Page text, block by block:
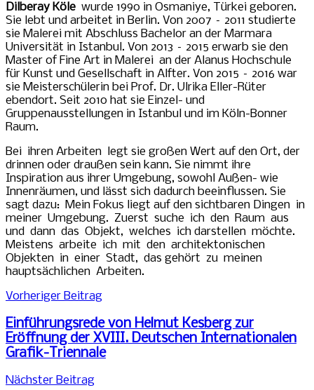
Dilberay Köle wurde 1990 in Osmaniye, Türkei geboren.
Sie lebt und arbeitet in Berlin. Von 2007 – 2011 studierte
sie Malerei mit Abschluss Bachelor an der Marmara
Universität in Istanbul. Von 2013 – 2015 erwarb sie den
Master of Fine Art in Malerei an der Alanus Hochschule
für Kunst und Gesellschaft in Alfter. Von 2015 – 2016 war
sie Meisterschülerin bei Prof. Dr. Ulrika Eller-Rüter
ebendort. Seit 2010 hat sie Einzel- und
Gruppenausstellungen in Istanbul und im Köln-Bonner
Raum.
Bei ihren Arbeiten legt sie großen Wert auf den Ort, der
drinnen oder draußen sein kann. Sie nimmt ihre
Inspiration aus ihrer Umgebung, sowohl Außen- wie
Innenräumen, und lässt sich dadurch beeinflussen. Sie
sagt dazu: Mein Fokus liegt auf den sichtbaren Dingen in
meiner Umgebung. Zuerst suche ich den Raum aus
und dann das Objekt, welches ich darstellen möchte.
Meistens arbeite ich mit den architektonischen
Objekten in einer Stadt, das gehört zu meinen
hauptsächlichen Arbeiten.
Schlagwörter:
Beitragsnavigation
Vorheriger Beitrag
Einführungsrede von Helmut Kesberg zur
Eröffnung der XVIII. Deutschen Internationalen
Grafik-Triennale
Nächster Beitrag